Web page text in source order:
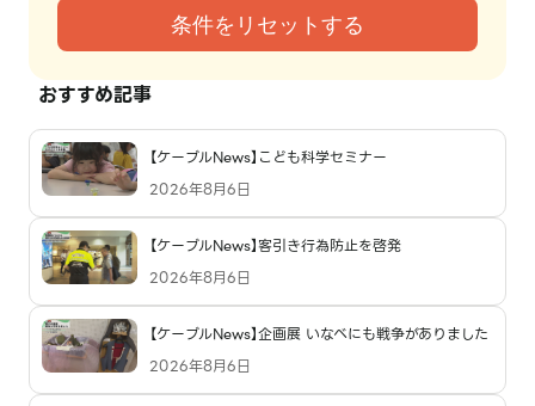
おすすめ記事
【ケーブルNews】こども科学セミナー
2026年8月6日
【ケーブルNews】客引き行為防止を啓発
2026年8月6日
【ケーブルNews】企画展 いなべにも戦争がありました
2026年8月6日